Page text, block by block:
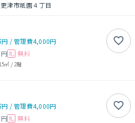
津市祇園４丁目
円 /管理費4,000円
礼 無料
㎡ / 2階
円 /管理費4,000円
礼 無料